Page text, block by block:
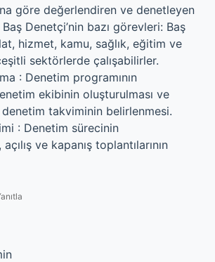
göre değerlendiren ve denetleyen
Denetçi’nin bazı görevleri: Baş
hizmet, kamu, sağlık, eğitim ve
sektörlerde çalışabilirler.
: Denetim programının
ekibinin oluşturulması ve
denetim takviminin belirlenmesi.
: Denetim sürecinin
ve kapanış toplantılarının